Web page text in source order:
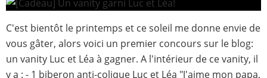
C'est bientôt le printemps et ce soleil me donne envie de
vous gâter, alors voici un premier concours sur le blog:
un vanity Luc et Léa à gagner. A l'intérieur de ce vanity, il
y a : - 1 biberon anti-colique Luc et Léa "J'aime mon papa,